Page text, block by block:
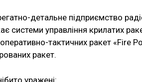
детальне підприємство
системи управління крилатих
тактичних ракет «Fire
ракет.
уражені: